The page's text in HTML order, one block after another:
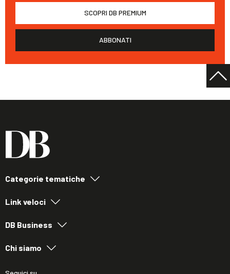
SCOPRI DB PREMIUM
ABBONATI
Categorie tematiche
Link veloci
DB Business
Chi siamo